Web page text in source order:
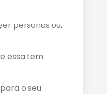
personas ou,
essa tem
o seu